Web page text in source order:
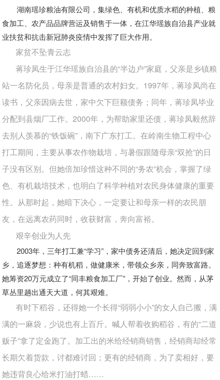
湖南瑶珍粮油有限公司，集绿色、有机和优质水稻的种植、粮
食加工、农产品品牌营运及销售于一体，在江华瑶族自治县产业就
业扶贫和抗击新冠肺炎疫情中发挥了巨大作用。
家贫不坠青云志
蒋珍凤生于江华瑶族自治县的“半边户”家庭，父亲是乡镇粮
站一名防化员，母亲是普通的农村妇女。1997年，蒋珍凤尚在
读书，父亲因病去世，家中欠下巨额债务；同年，蒋珍凤毕业
分配到县烟厂工作。2000年，为帮助家里还债，蒋珍凤毅然辞
去别人羡慕的“铁饭碗”，南下广东打工。在岭南生物工程中心
打工期间，主要从事农作物栽培，与暑假跟随母亲“双抢”的日
子没有区别。但她倍加珍惜这种不同的“务农”机会，掌握了绿
色、有机栽培技术，也明白了科学种植对农民身体健康的重要
性。从那时起，她暗下决心，一定要让和母亲一样的农民朋
友，在远离农药同时，收获财富，奔向富裕。
艰辛创业为人先
2003年，三年打工兼“学习”，家中债务还清后，她决定回到家
乡，追逐梦想：种有机稻，做健康米，带领众乡亲，同奔致富路。
她筹资20万元成立了“同丰粮食加工厂”，开始了创业。然而，从茅
草丛里趟出通天大道，何其艰难。
有时下稻谷，还得她一个长得“弱弱小小”的女人自己搬，满
满的一麻袋，少说也有上百斤。喊人帮着收购稻谷，有的“二道
贩子”拿了定金跑了。加工出的米给经销商销售，经销商却经常
长期欠着货款，讨都难讨回；更有的经销商，为了卖相好，要
她违背良心给米打油打蜡……